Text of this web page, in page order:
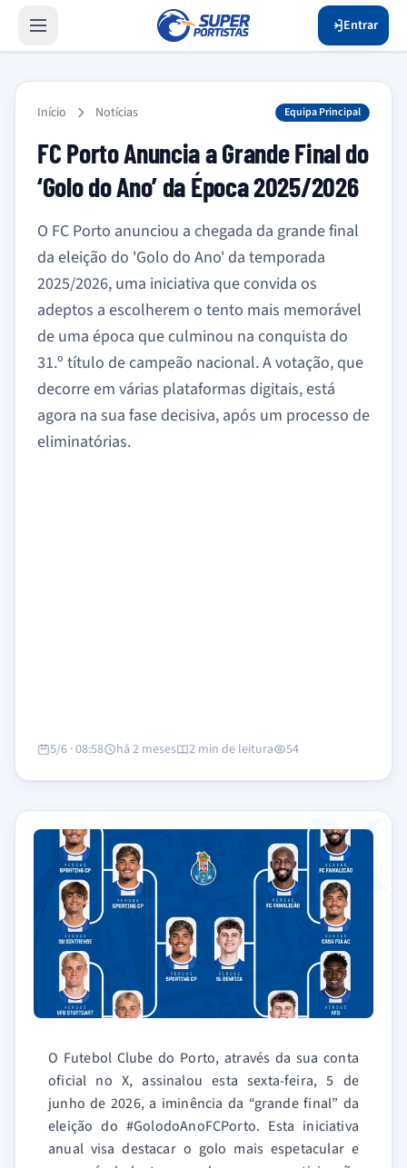
Entrar
Início Notícias Equipa Principal
FC Porto Anuncia a Grande Final do
‘Golo do Ano’ da Época 2025/2026
O FC Porto anunciou a chegada da grande final
da eleição do 'Golo do Ano' da temporada
2025/2026, uma iniciativa que convida os
adeptos a escolherem o tento mais memorável
de uma época que culminou na conquista do
31.º título de campeão nacional. A votação, que
decorre em várias plataformas digitais, está
agora na sua fase decisiva, após um processo de
eliminatórias.
5/6 · 08:58 há 2 meses 2 min de leitura 54
O Futebol Clube do Porto, através da sua conta
oficial no X, assinalou esta sexta-feira, 5 de
junho de 2026, a iminência da “grande final” da
eleição do #GolodoAnoFCPorto. Esta iniciativa
anual visa destacar o golo mais espetacular e